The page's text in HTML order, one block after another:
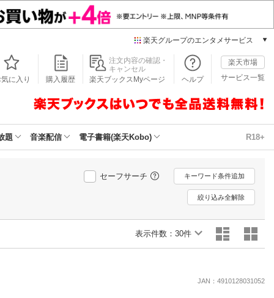
楽天グループのエンタメサービス
本/ゲーム/CD/DVD
楽天ブックス
楽天Kobo
動画配信
楽天TV
動画配信ガイド
無料テレビ
気に入り 購入履歴
注文内容の確認・
キャンセル
楽天ブックスMyページ
ヘルプ
楽天市場
サービス一覧
題 音楽配信 電子書籍(楽天Kobo) R18+
セーフサーチ キーワード条件追加
絞り込み全解除
表示件数： 30件
JAN：4910128031052